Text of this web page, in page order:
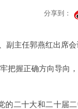
副主任郭燕红出席会
把握正确方向导向
的二十大和二十届
分享到：